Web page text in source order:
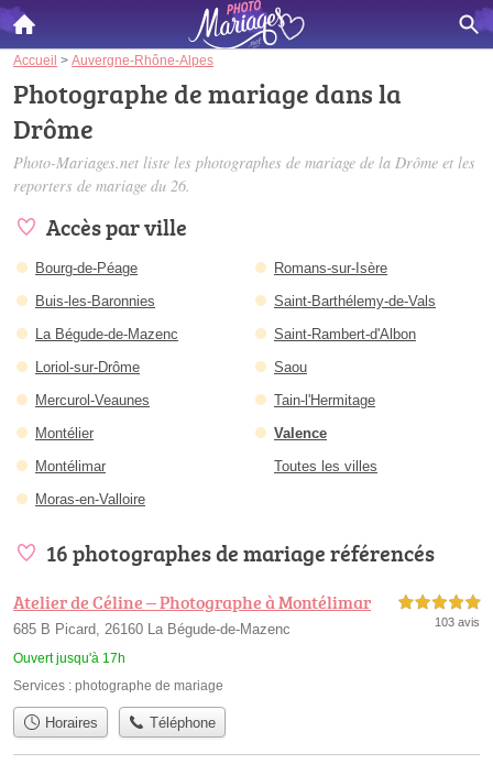
Accueil > Auvergne-Rhône-Alpes
Photographe de mariage dans la
Drôme
Photo-Mariages.net liste les photographes de mariage de la Drôme et les
reporters de mariage du 26.
Accès par ville
Bourg-de-Péage
Buis-les-Baronnies
La Bégude-de-Mazenc
Loriol-sur-Drôme
Mercurol-Veaunes
Montélier
Montélimar
Moras-en-Valloire
Romans-sur-Isère
Saint-Barthélemy-de-Vals
Saint-Rambert-d'Albon
Saou
Tain-l'Hermitage
Valence
Toutes les villes
16 photographes de mariage référencés
Atelier de Céline – Photographe à Montélimar
685 B Picard, 26160 La Bégude-de-Mazenc
Ouvert jusqu'à 17h
5,0 étoiles sur 5
103 avis
Services : photographe de mariage
Horaires Téléphone